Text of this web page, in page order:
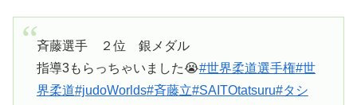
斉藤選手 ２位 銀メダル
指導3もらっちゃいました😭#世界柔道選手権#世
界柔道#judoWorlds#斉藤立#SAITOtatsuru#タシ